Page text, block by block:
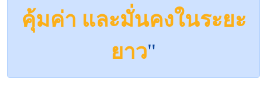
คุ้มค่า และมั่นคงในระยะ
ยาว"